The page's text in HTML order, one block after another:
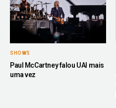
SHOWS
Paul McCartney falou UAI mais
uma vez